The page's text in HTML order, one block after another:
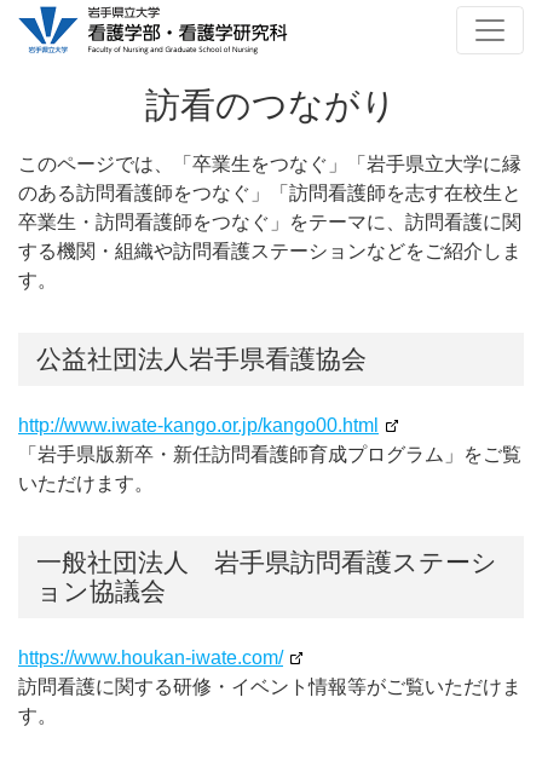
訪看のつながり
このページでは、「卒業生をつなぐ」「岩手県立大学に縁
のある訪問看護師をつなぐ」「訪問看護師を志す在校生と
卒業生・訪問看護師をつなぐ」をテーマに、訪問看護に関
する機関・組織や訪問看護ステーションなどをご紹介しま
す。
公益社団法人岩手県看護協会
http://www.iwate-kango.or.jp/kango00.html
「岩手県版新卒・新任訪問看護師育成プログラム」をご覧
いただけます。
一般社団法人 岩手県訪問看護ステーシ
ョン協議会
https://www.houkan-iwate.com/
訪問看護に関する研修・イベント情報等がご覧いただけま
す。